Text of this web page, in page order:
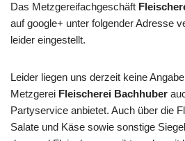
Das Metzgereifachgeschäft
auf google+ unter folgender Adresse
leider eingestellt.
Leider liegen uns derzeit keine
Metzgerei Fleischerei Bachhuber
Partyservice anbietet. Auch über die
Salate und Käse sowie sonstige